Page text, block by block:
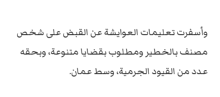
وأسفرت تعليمات العوايشة عن القبض على شخص
مصنف بالخطير ومطلوب بقضايا متنوعة، وبحقه
عدد من القيود الجرمية، وسط عمان.